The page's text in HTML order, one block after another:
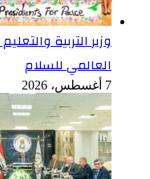
وزير التربية
العالمي للسلام
7 أغسطس، 2026